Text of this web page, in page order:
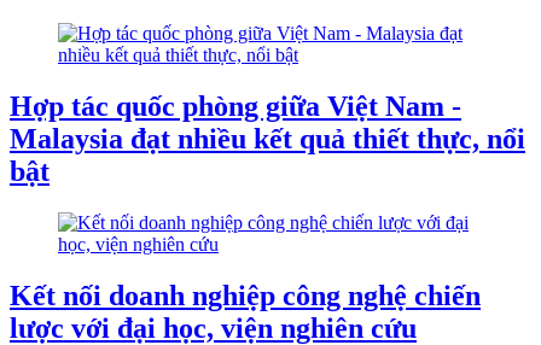
Hợp tác quốc phòng giữa Việt Nam -
Malaysia đạt nhiều kết quả thiết thực, nổi
bật
Kết nối doanh nghiệp công nghệ chiến
lược với đại học, viện nghiên cứu